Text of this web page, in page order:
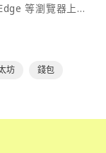
等瀏覽器上作
。
坊 錢包